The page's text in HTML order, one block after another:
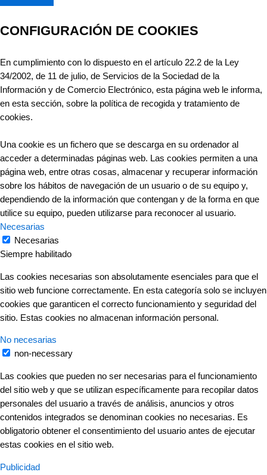
CONFIGURACIÓN DE COOKIES
En cumplimiento con lo dispuesto en el artículo 22.2 de la Ley
34/2002, de 11 de julio, de Servicios de la Sociedad de la
Información y de Comercio Electrónico, esta página web le informa,
en esta sección, sobre la política de recogida y tratamiento de
cookies.
Una cookie es un fichero que se descarga en su ordenador al
acceder a determinadas páginas web. Las cookies permiten a una
página web, entre otras cosas, almacenar y recuperar información
sobre los hábitos de navegación de un usuario o de su equipo y,
dependiendo de la información que contengan y de la forma en que
utilice su equipo, pueden utilizarse para reconocer al usuario.
Necesarias
Necesarias
Siempre habilitado
Las cookies necesarias son absolutamente esenciales para que el
sitio web funcione correctamente. En esta categoría solo se incluyen
cookies que garanticen el correcto funcionamiento y seguridad del
sitio. Estas cookies no almacenan información personal.
No necesarias
non-necessary
Las cookies que pueden no ser necesarias para el funcionamiento
del sitio web y que se utilizan específicamente para recopilar datos
personales del usuario a través de análisis, anuncios y otros
contenidos integrados se denominan cookies no necesarias. Es
obligatorio obtener el consentimiento del usuario antes de ejecutar
estas cookies en el sitio web.
Publicidad